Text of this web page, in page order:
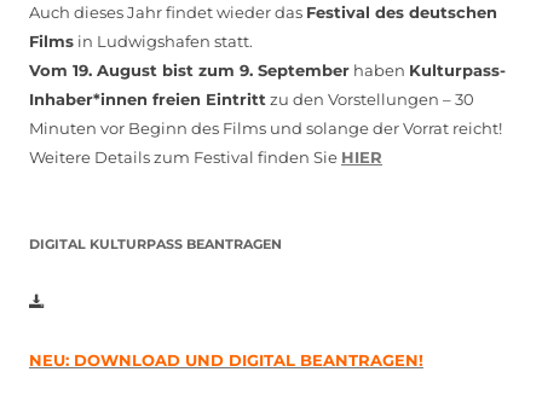
Auch dieses Jahr findet wieder das Festival des deutschen
Films in Ludwigshafen statt.
Vom 19. August bist zum 9. September haben Kulturpass-
Inhaber*innen freien Eintritt zu den Vorstellungen – 30
Minuten vor Beginn des Films und solange der Vorrat reicht!
Weitere Details zum Festival finden Sie HIER
DIGITAL KULTURPASS BEANTRAGEN
NEU: DOWNLOAD UND DIGITAL BEANTRAGEN!